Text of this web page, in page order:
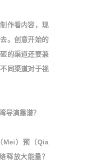
作看内容，现
。创意开始的
的渠道还要兼
同渠道对于视
导演靠谱？
Mei）预（Qia
释放大能量？